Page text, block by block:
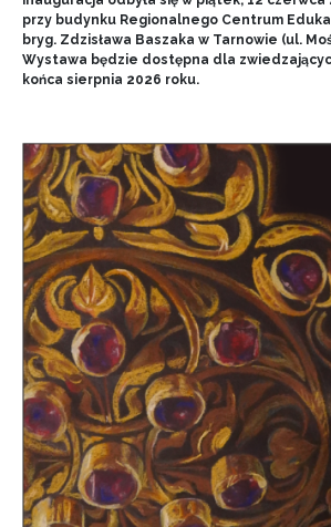
przy budynku Regionalnego Centrum
bryg. Zdzisława Baszaka w Tarnowie (ul.
Wystawa będzie dostępna dla
końca sierpnia 2026 roku.